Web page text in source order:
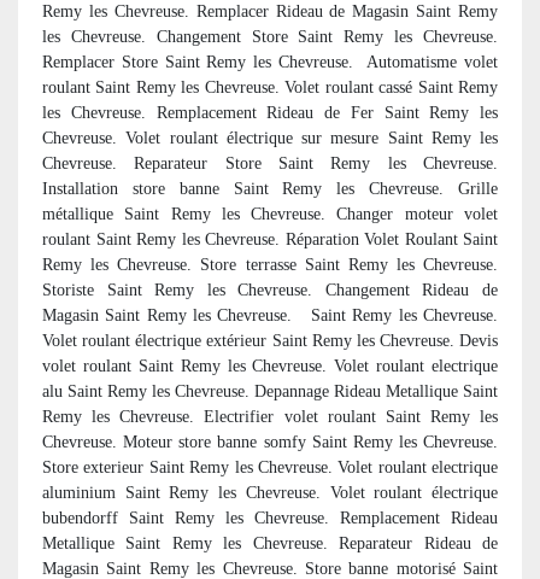
Remy les Chevreuse. Remplacer Rideau de Magasin Saint Remy
les Chevreuse. Changement Store Saint Remy les Chevreuse.
Remplacer Store Saint Remy les Chevreuse. Automatisme volet
roulant Saint Remy les Chevreuse. Volet roulant cassé Saint Remy
les Chevreuse. Remplacement Rideau de Fer Saint Remy les
Chevreuse. Volet roulant électrique sur mesure Saint Remy les
Chevreuse. Reparateur Store Saint Remy les Chevreuse.
Installation store banne Saint Remy les Chevreuse. Grille
métallique Saint Remy les Chevreuse. Changer moteur volet
roulant Saint Remy les Chevreuse. Réparation Volet Roulant Saint
Remy les Chevreuse. Store terrasse Saint Remy les Chevreuse.
Storiste Saint Remy les Chevreuse. Changement Rideau de
Magasin Saint Remy les Chevreuse.
Saint Remy les Chevreuse.
Volet roulant électrique extérieur Saint Remy les Chevreuse. Devis
volet roulant Saint Remy les Chevreuse. Volet roulant electrique
alu Saint Remy les Chevreuse. Depannage Rideau Metallique Saint
Remy les Chevreuse. Electrifier volet roulant Saint Remy les
Chevreuse. Moteur store banne somfy Saint Remy les Chevreuse.
Store exterieur Saint Remy les Chevreuse. Volet roulant electrique
aluminium Saint Remy les Chevreuse. Volet roulant électrique
bubendorff Saint Remy les Chevreuse. Remplacement Rideau
Metallique Saint Remy les Chevreuse. Reparateur Rideau de
Magasin Saint Remy les Chevreuse. Store banne motorisé Saint